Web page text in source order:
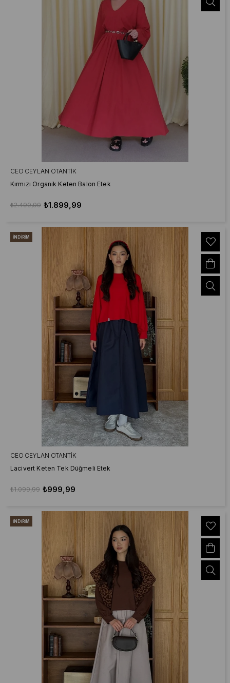
CEO CEYLAN OTANTIK
Kırmızı Organik Keten Balon Etek
₺1.899,99
₺2.499,99
CEO CEYLAN OTANTIK
Lacivert Keten Tek Düğmeli Etek
₺999,99
₺1.099,99
İNDIRIM
İNDIRIM